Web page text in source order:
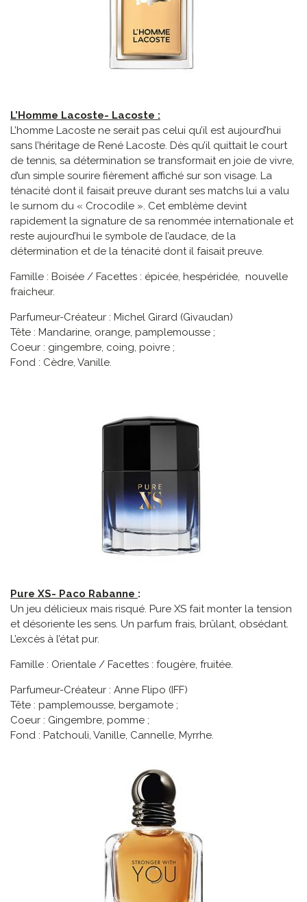
L’Homme Lacoste- Lacoste :
L’homme Lacoste ne serait pas celui qu’il est aujourd’hui
sans l’héritage de René Lacoste. Dès qu’il quittait le court
de tennis, sa détermination se transformait en joie de vivre,
d’un simple sourire fièrement affiché sur son visage. La
ténacité dont il faisait preuve durant ses matchs lui a valu
le surnom du « Crocodile ». Cet emblème devint
rapidement la signature de sa renommée internationale et
reste aujourd’hui le symbole de l’audace, de la
détermination et de la ténacité dont il faisait preuve.
Famille : Boisée / Facettes : épicée, hespéridée, nouvelle
fraicheur.
Parfumeur-Créateur : Michel Girard (Givaudan)
Tête : Mandarine, orange, pamplemousse ;
Coeur : gingembre, coing, poivre ;
Fond : Cèdre, Vanille.
Pure XS- Paco Rabanne :
Un jeu délicieux mais risqué. Pure XS fait monter la tension
et désoriente les sens. Un parfum frais, brûlant, obsédant.
L’excès à l’état pur.
Famille : Orientale / Facettes : fougère, fruitée.
Parfumeur-Créateur : Anne Flipo (IFF)
Tête : pamplemousse, bergamote ;
Coeur : Gingembre, pomme ;
Fond : Patchouli, Vanille, Cannelle, Myrrhe.